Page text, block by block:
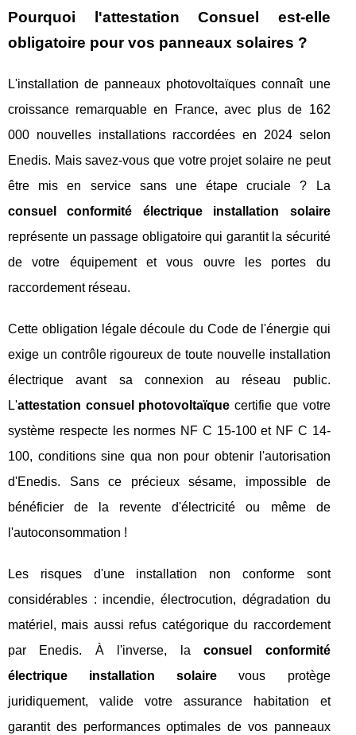
Pourquoi l'attestation Consuel est-elle
obligatoire pour vos panneaux solaires ?
L'installation de panneaux photovoltaïques connaît une
croissance remarquable en France, avec plus de 162
000 nouvelles installations raccordées en 2024 selon
Enedis. Mais savez-vous que votre projet solaire ne peut
être mis en service sans une étape cruciale ? La
consuel conformité électrique installation solaire
représente un passage obligatoire qui garantit la sécurité
de votre équipement et vous ouvre les portes du
raccordement réseau.
Cette obligation légale découle du Code de l'énergie qui
exige un contrôle rigoureux de toute nouvelle installation
électrique avant sa connexion au réseau public.
L'attestation consuel photovoltaïque certifie que votre
système respecte les normes NF C 15-100 et NF C 14-
100, conditions sine qua non pour obtenir l'autorisation
d'Enedis. Sans ce précieux sésame, impossible de
bénéficier de la revente d'électricité ou même de
l'autoconsommation !
Les risques d'une installation non conforme sont
considérables : incendie, électrocution, dégradation du
matériel, mais aussi refus catégorique du raccordement
par Enedis. À l'inverse, laconsuel conformité
électrique installation solaire vous protège
juridiquement, valide votre assurance habitation et
garantit des performances optimales de vos panneaux